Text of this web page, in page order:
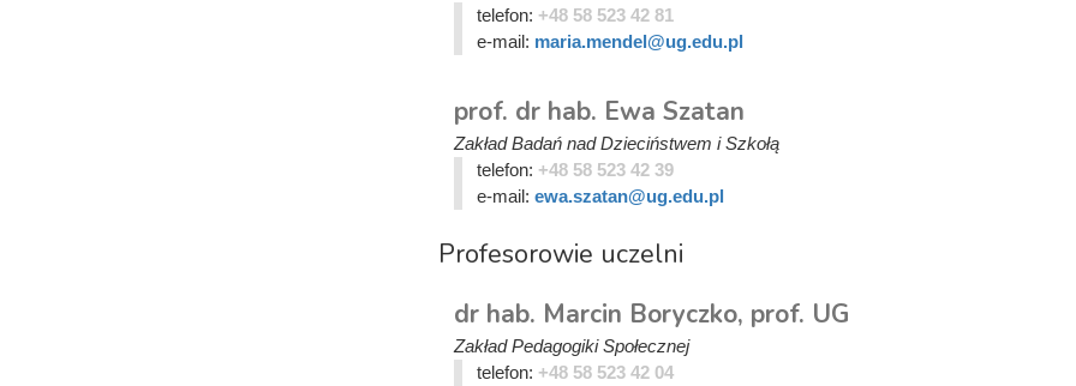
telefon: +48 58 523 42 81
e-mail: maria.mendel@ug.edu.pl
prof. dr hab. Ewa Szatan
Zakład Badań nad Dzieciństwem i Szkołą
telefon: +48 58 523 42 39
e-mail: ewa.szatan@ug.edu.pl
Profesorowie uczelni
dr hab. Marcin Boryczko, prof. UG
Zakład Pedagogiki Społecznej
telefon: +48 58 523 42 04